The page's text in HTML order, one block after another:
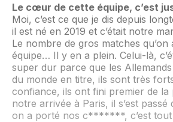
Le cœur de cette équipe, c’est
Moi, c’est ce que je dis depuis
il est né en 2019 et c’était notre
Le nombre de gros matches qu’on
équipe… Il y en a plein. Celui-là,
super dur parce que les
du monde en titre, ils sont très
confiance, ils ont fini premier de la
notre arrivée à Paris, il s’est passé
on a porté nos c*******, c’est tout